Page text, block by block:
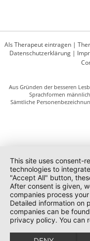
Als Therapeut eintragen |
Datenschutzerklärung|
Aus Gründen der besseren
Sprachformen
Sämtliche
This site uses consent-
technologies to
"Accept All" button,
After consent is given,
companies process
Detailed information on
companies can be
privacy policy. You can